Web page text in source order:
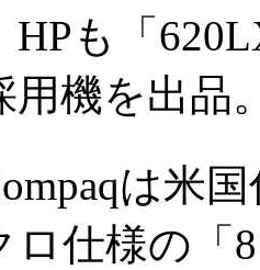
も「
用機を出品
は米
ロ仕様の「